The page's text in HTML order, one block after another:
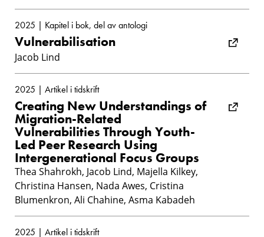
2025 | Kapitel i bok, del av antologi
Vulnerabilisation
Jacob Lind
2025 | Artikel i tidskrift
Creating New Understandings of
Migration-Related
Vulnerabilities Through Youth-
Led Peer Research Using
Intergenerational Focus Groups
Thea Shahrokh, Jacob Lind, Majella Kilkey,
Christina Hansen, Nada Awes, Cristina
Blumenkron, Ali Chahine, Asma Kabadeh
2025 | Artikel i tidskrift